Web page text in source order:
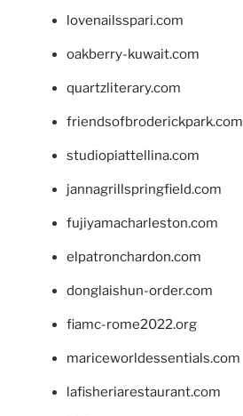
lovenailsspari.com
oakberry-kuwait.com
quartzliterary.com
friendsofbroderickpark.com
studiopiattellina.com
jannagrillspringfield.com
fujiyamacharleston.com
elpatronchardon.com
donglaishun-order.com
fiamc-rome2022.org
mariceworldessentials.com
lafisheriarestaurant.com